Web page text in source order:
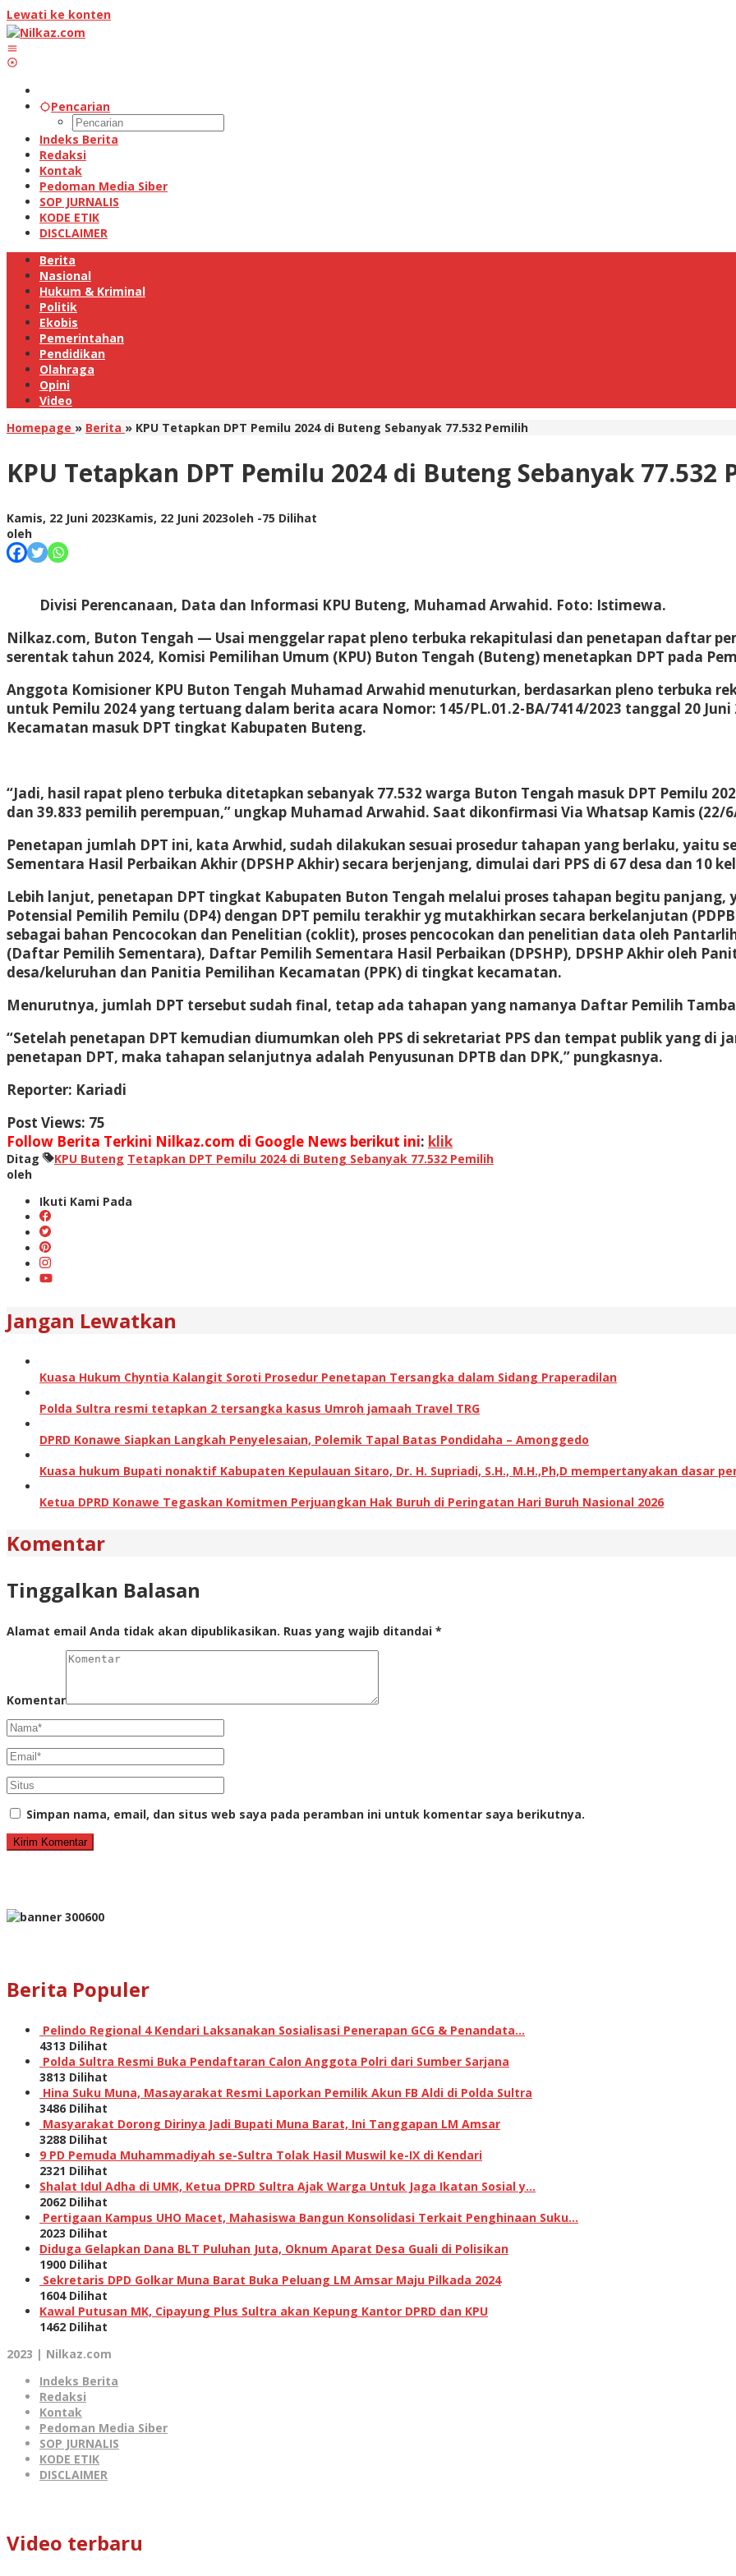
Lewati ke konten
Pencarian
Indeks Berita
Redaksi
Kontak
Pedoman Media Siber
SOP JURNALIS
KODE ETIK
DISCLAIMER
Berita
Nasional
Hukum & Kriminal
Politik
Ekobis
Pemerintahan
Pendidikan
Olahraga
Opini
Video
Homepage » Berita » KPU Tetapkan DPT Pemilu 2024 di Buteng Sebanyak 77.532 Pemilih
KPU Tetapkan DPT Pemilu 2024 di Buteng Sebanyak 77.532
Kamis, 22 Juni 2023Kamis, 22 Juni 2023oleh -75 Dilihat
oleh
Divisi Perencanaan, Data dan Informasi KPU Buteng, Muhamad Arwahid. Foto: Istimewa.
Nilkaz.com, Buton Tengah — Usai menggelar rapat pleno terbuka rekapitulasi dan penetapan daftar
serentak tahun 2024, Komisi Pemilihan Umum (KPU) Buton Tengah (Buteng) menetapkan DPT pada
Anggota Komisioner KPU Buton Tengah Muhamad Arwahid menuturkan, berdasarkan pleno terbuka
untuk Pemilu 2024 yang tertuang dalam berita acara Nomor: 145/PL.01.2-BA/7414/2023 tanggal 20
Kecamatan masuk DPT tingkat Kabupaten Buteng.
“Jadi, hasil rapat pleno terbuka ditetapkan sebanyak 77.532 warga Buton Tengah masuk DPT Pemilu
dan 39.833 pemilih perempuan,” ungkap Muhamad Arwahid. Saat dikonfirmasi Via Whatsap Kamis (22/
Penetapan jumlah DPT ini, kata Arwhid, sudah dilakukan sesuai prosedur tahapan yang berlaku, yaitu
Sementara Hasil Perbaikan Akhir (DPSHP Akhir) secara berjenjang, dimulai dari PPS di 67 desa dan 10
Lebih lanjut, penetapan DPT tingkat Kabupaten Buton Tengah melalui proses tahapan begitu
Potensial Pemilih Pemilu (DP4) dengan DPT pemilu terakhir yg mutakhirkan secara berkelanjutan
sebagai bahan Pencocokan dan Penelitian (coklit), proses pencocokan dan penelitian data oleh
(Daftar Pemilih Sementara), Daftar Pemilih Sementara Hasil Perbaikan (DPSHP), DPSHP Akhir oleh
desa/keluruhan dan Panitia Pemilihan Kecamatan (PPK) di tingkat kecamatan.
Menurutnya, jumlah DPT tersebut sudah final, tetap ada tahapan yang namanya Daftar Pemilih
“Setelah penetapan DPT kemudian diumumkan oleh PPS di sekretariat PPS dan tempat publik yang di
penetapan DPT, maka tahapan selanjutnya adalah Penyusunan DPTB dan DPK,” pungkasnya.
Reporter: Kariadi
Post Views: 75
Follow Berita Terkini Nilkaz.com di Google News berikut ini: klik
Ditag KPU Buteng Tetapkan DPT Pemilu 2024 di Buteng Sebanyak 77.532 Pemilih
oleh
Ikuti Kami Pada
Jangan Lewatkan
Kuasa Hukum Chyntia Kalangit Soroti Prosedur Penetapan Tersangka dalam Sidang Praperadilan
Polda Sultra resmi tetapkan 2 tersangka kasus Umroh jamaah Travel TRG
DPRD Konawe Siapkan Langkah Penyelesaian, Polemik Tapal Batas Pondidaha – Amonggedo
Kuasa hukum Bupati nonaktif Kabupaten Kepulauan Sitaro, Dr. H. Supriadi, S.H., M.H.,Ph,D mempertanyakan dasar
Ketua DPRD Konawe Tegaskan Komitmen Perjuangkan Hak Buruh di Peringatan Hari Buruh Nasional 2026
Komentar
Tinggalkan Balasan
Alamat email Anda tidak akan dipublikasikan. Ruas yang wajib ditandai *
Komentar
Simpan nama, email, dan situs web saya pada peramban ini untuk komentar saya berikutnya.
Berita Populer
Pelindo Regional 4 Kendari Laksanakan Sosialisasi Penerapan GCG & Penandata…
4313 Dilihat
Polda Sultra Resmi Buka Pendaftaran Calon Anggota Polri dari Sumber Sarjana
3813 Dilihat
Hina Suku Muna, Masayarakat Resmi Laporkan Pemilik Akun FB Aldi di Polda Sultra
3486 Dilihat
Masyarakat Dorong Dirinya Jadi Bupati Muna Barat, Ini Tanggapan LM Amsar
3288 Dilihat
9 PD Pemuda Muhammadiyah se-Sultra Tolak Hasil Muswil ke-IX di Kendari
2321 Dilihat
Shalat Idul Adha di UMK, Ketua DPRD Sultra Ajak Warga Untuk Jaga Ikatan Sosial y…
2062 Dilihat
Pertigaan Kampus UHO Macet, Mahasiswa Bangun Konsolidasi Terkait Penghinaan Suku…
2023 Dilihat
Diduga Gelapkan Dana BLT Puluhan Juta, Oknum Aparat Desa Guali di Polisikan
1900 Dilihat
Sekretaris DPD Golkar Muna Barat Buka Peluang LM Amsar Maju Pilkada 2024
1604 Dilihat
Kawal Putusan MK, Cipayung Plus Sultra akan Kepung Kantor DPRD dan KPU
1462 Dilihat
2023 | Nilkaz.com
Indeks Berita
Redaksi
Kontak
Pedoman Media Siber
SOP JURNALIS
KODE ETIK
DISCLAIMER
Video terbaru